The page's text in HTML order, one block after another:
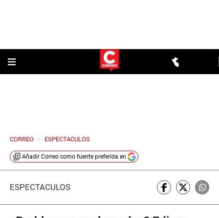
CORREO > ESPECTACULOS
Añadir Correo como fuente preferida en
ESPECTÁCULOS